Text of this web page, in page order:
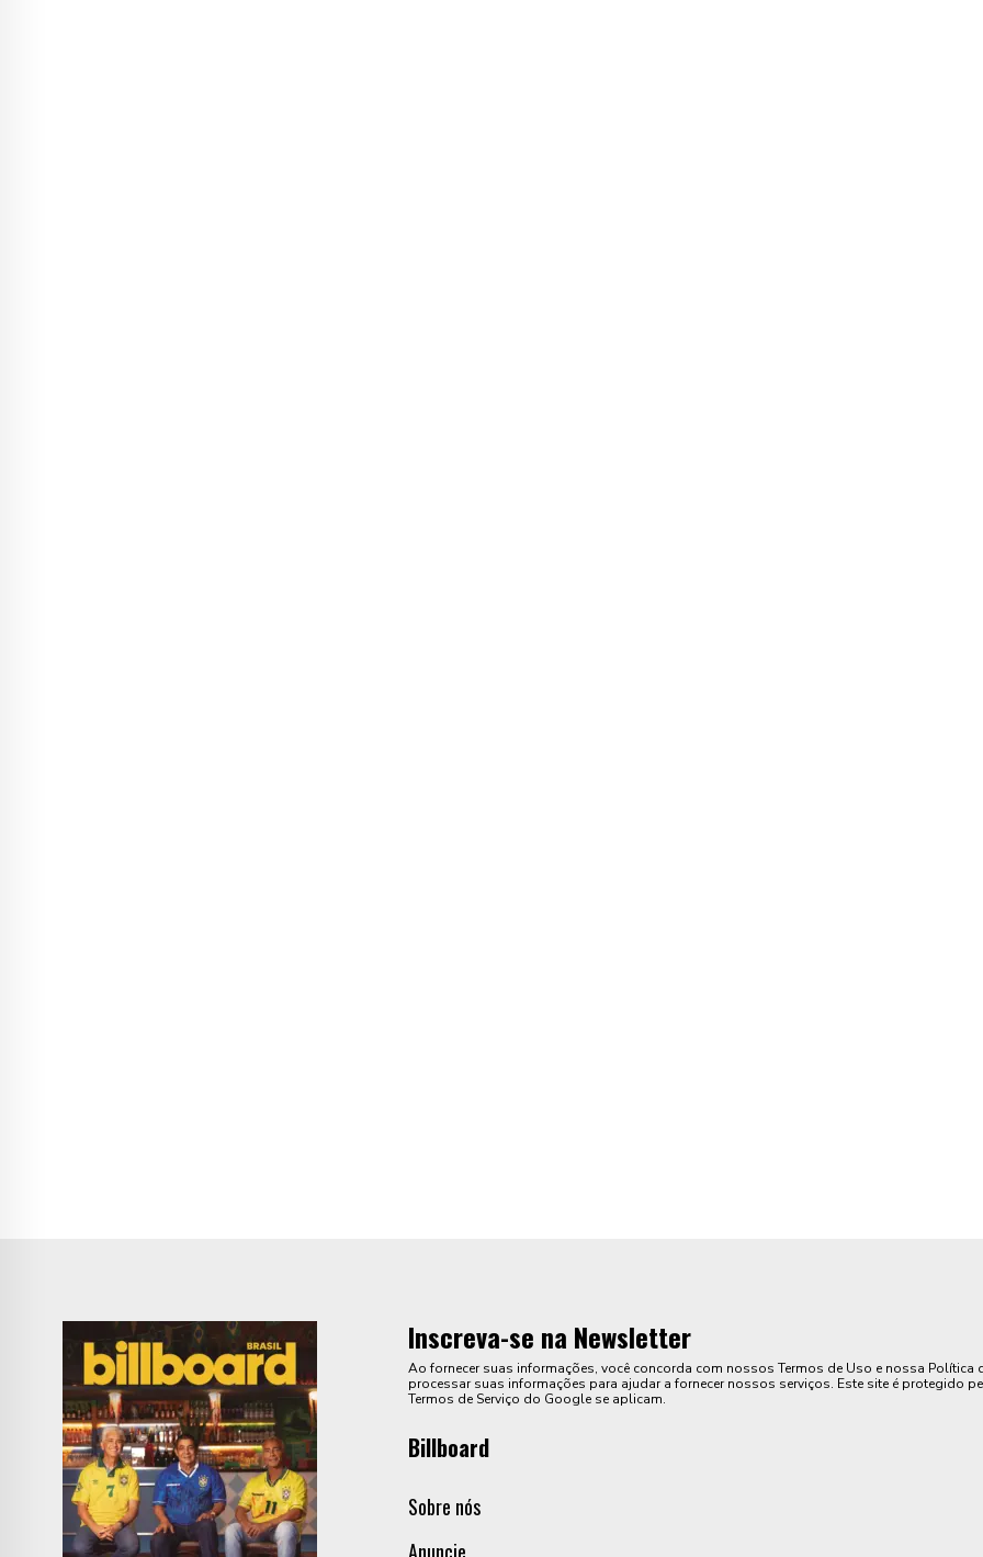
Inscreva-se na Newsletter
Ao fornecer suas informações, você concorda com nossos Termos de Uso e nossa
processar suas informações para ajudar a fornecer nossos serviços. Este site é protegido
Termos de Serviço do Google se aplicam.
Billboard
Sobre nós